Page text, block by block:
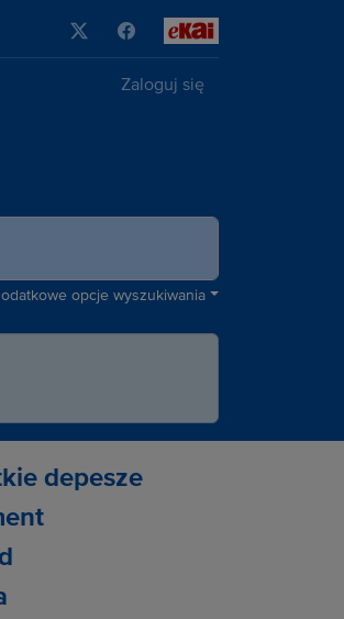
Zaloguj się
opcje wyszukiwania
depesze